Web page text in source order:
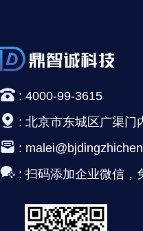
: 4000-99-3615
: 北京市东城区广渠门
:
: 扫码添加企业微信，